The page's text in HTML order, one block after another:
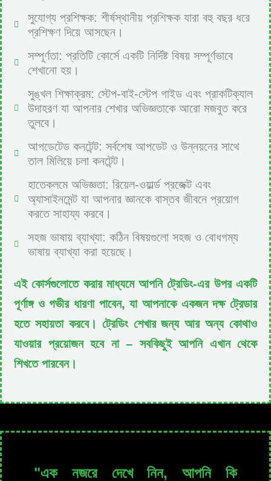
সুযোগ্য প্রশিক্ষক: শীর্ষস্থানীয় প্রশিক্ষক যারা বহু বছর ধরে
প্রশিক্ষণ দিয়ে আসছেন।
সম্পূর্ণতা: প্রতিটি কোর্সে একটি নির্দিষ্ট বিষয় সম্পূর্ণভাবে
শেখানো হয়।
সুঙ্খল শিক্ষাক্রম: স্টেপ-বাই-স্টেপ গাইড এবং প্রাকটিক্যাল
উদাহরণ যা আপনার শেখার অভিজ্ঞতাকে আরো মজবুত করে
তুলবে।
আপডেটেড কনটেন্ট: সর্বশেষ আপডেট ও উন্নয়নের সাথে
তাল মিলিয়ে চলা কনটেন্ট।
হাতেকলমে অভিজ্ঞতা: রিয়েল-ওয়ার্ল্ড প্রজেক্ট এবং
অ্যাসাইনমেন্ট যা আপনার জ্ঞানকে বাস্তব জীবনে প্রয়োগ
করতে সাহায্য করবে।
সহজ ভাষায় ব্যাখ্যা: কঠিন বিষয়গুলো সহজ ও বোধগম্য
ভাষায় ব্যাখ্যা করা হয়েছে।
এই কোর্সগুলোতে করার মাধ্যমে আপনি ট্রেডিং-এর উপর একটি
পূর্ণাঙ্গ ও গভীর ধারণা পাবেন, যা আপনাকে একজন দক্ষ ট্রেডার
হতে সহায়তা করবে। ট্রেডিং শেখার জন্য আর অন্য কোথাও
যাওয়ার প্রয়োজন হবে না – সবকিছুই আপনি এখান থেকে
শিখতে পারবেন।
"এক নজরে দেখে নিন, আপনি কি